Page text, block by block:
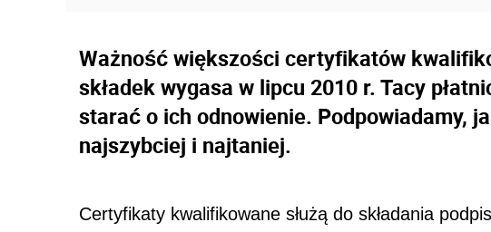
Ważność większości certyfikatów
składek wygasa w lipcu 2010 r. Tacy
starać o ich odnowienie. Podpowiadamy,
najszybciej i najtaniej.
Certyfikaty kwalifikowane służą do składania